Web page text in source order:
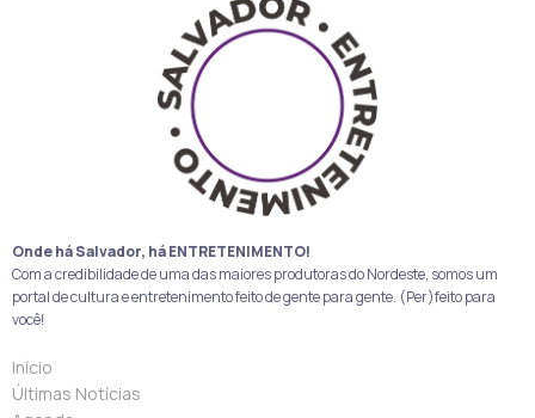
Onde há Salvador, há ENTRETENIMENTO!
Com a credibilidade de uma das maiores produtoras do Nordeste, somos um
portal de cultura e entretenimento feito de gente para gente. (Per)feito para
você!
Início
Últimas Notícias